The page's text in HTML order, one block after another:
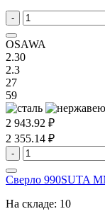
-
OSAWA
2.30
2.3
27
59
2 943.92 ₽
2 355.14 ₽
-
Сверло 990SUTA
На складе: 10